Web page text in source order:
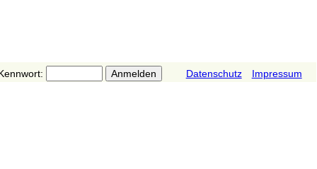
Datenschutz Impressum